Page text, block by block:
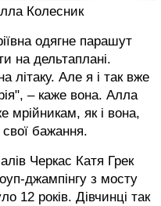
Колесник
одягне парашут
на дельтаплані.
літаку. Але я і так вже
– каже вона. Алла
мрійникам, як і вона,
свої бажання.
Черкас Катя Грек
джампінгу з мосту
12 років. Дівчинці так